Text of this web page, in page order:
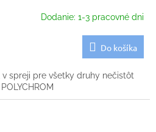
Dodanie: 1-3 pracovné dni
Do košíka
spreji pre všetky druhy nečistôt